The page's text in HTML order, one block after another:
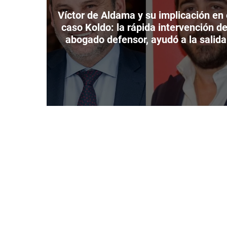
e
n
z
Víctor de Aldama y su implicación en
caso Koldo: la rápida intervención
abogado defensor, ayudó a la salida
precipitada del empresario.